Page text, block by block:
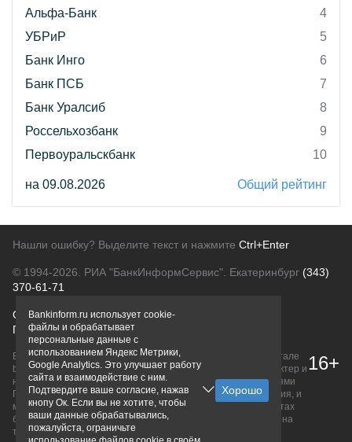
Альфа-Банк
4
УБРиР
5
Банк Инго
6
Банк ПСБ
7
Банк Уралсиб
8
Россельхозбанк
9
Первоуральскбанк
10
на 09.08.2026 Общий рейтинг
Нашли ошибку? Выделите текст и нажмите Ctrl+Enter
© 1994-2026. РИА "БанкИнформСервис". Екатеринбург (343)
370-61-71
О проектеПолитика конфиденциальности
Правовая информацияДля рекламодателей
Вся информация о продуктах банков, размещенная на портале
bankinform.ru, носит исключительно ознакомительный характер и
не является публичной офертой, определяемой положениями
ГК РФ. Информация не содержит точного и полного описания, и
может быть изменена. Конечные условия уточняйте на сайтах
банков или при личном обращении. Исключительное право на
товарные знаки принадлежит их правообладателям.
16+
Bankinform.ru использует cookie-
файлы и обрабатывает
персональные данные с
использованием Яндекс Метрики,
Google Analytics. Это улучшает работу
сайта и взаимодействие с ним.
Подтвердите ваше согласие, нажав
кнопу Ок. Если вы не хотите, чтобы
ваши данные обрабатывались,
пожалуйста, ограничьте